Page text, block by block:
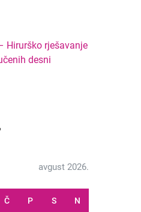
Hirurško rješavanje
desni
avgust 2026.
Č P S N